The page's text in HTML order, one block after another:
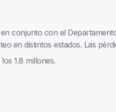
conjunto con el
en distintos estados. Las
1.8 millones.